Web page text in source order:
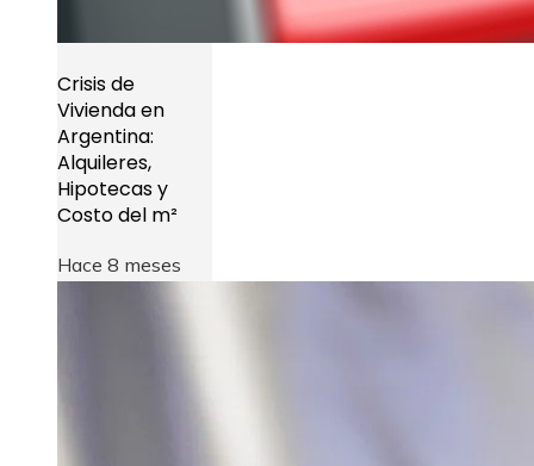
Crisis de
Vivienda en
Argentina:
Alquileres,
Hipotecas y
Costo del m²
Hace 8 meses